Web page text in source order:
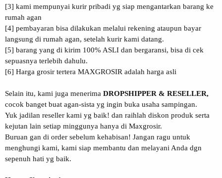
[3] kami mempunyai kurir pribadi yg siap mengantarkan barang ke
rumah agan
[4] pembayaran bisa dilakukan melalui rekening ataupun bayar
langsung di rumah agan, setelah kurir kami datang.
[5] barang yang di kirim 100% ASLI dan bergaransi, bisa di cek
sepuasnya terlebih dahulu.
[6] Harga grosir tertera MAXGROSIR adalah harga asli
Selain itu, kami juga menerima DROPSHIPPER & RESELLER,
cocok banget buat agan-sista yg ingin buka usaha sampingan.
Yuk jadilan reseller kami yg baik! dan raihlah diskon produk serta
kejutan lain setiap minggunya hanya di Maxgrosir.
Buruan gan di order sebelum kehabisan! Jangan ragu untuk
menghungi kami, kami siap membantu dan melayani Anda dgn
sepenuh hati yg baik.